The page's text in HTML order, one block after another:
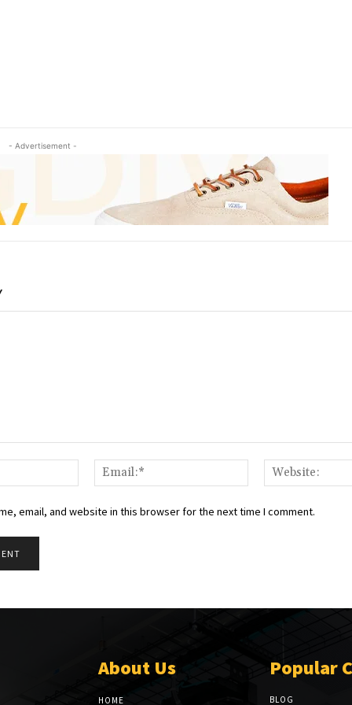
- Advertisement -
Name:* Email:*
email, and website in this browser for the next time I comment.
About Us
HOME
Popular
BLOG